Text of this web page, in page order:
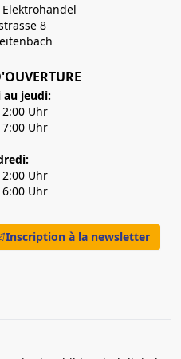
Elektrohandel
8
au jeudi:
Uhr
Uhr
Uhr
Uhr
Inscription à la newsletter